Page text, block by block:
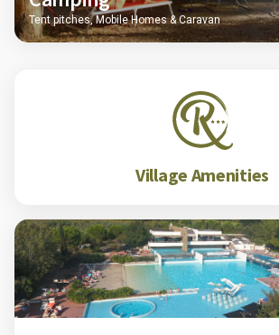
Tent pitches, Mobile Homes & Caravan
Village Amenities